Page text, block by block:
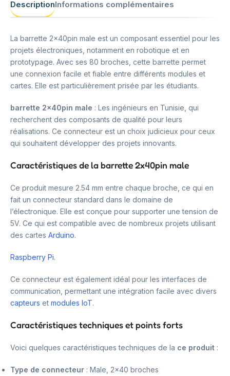
DescriptionInformations complémentaires
La barrette 2x40pin male est un composant essentiel pour les
projets électroniques, notamment en robotique et en
prototypage. Avec ses 80 broches, cette barrette permet
une connexion facile et fiable entre différents modules et
cartes. Elle est particulièrement prisée par les étudiants.
barrette 2x40pin male : Les ingénieurs en Tunisie, qui
recherchent des composants de qualité pour leurs
réalisations. Ce connecteur est un choix judicieux pour ceux
qui souhaitent développer des projets innovants.
Caractéristiques de la barrette 2x40pin male
Ce produit mesure 2.54 mm entre chaque broche, ce qui en
fait un connecteur standard dans le domaine de
l’électronique. Elle est conçue pour supporter une tension de
5V. Ce qui est compatible avec de nombreux projets utilisant
des cartes Arduino.
Raspberry Pi.
Ce connecteur est également idéal pour les interfaces de
communication, permettant une intégration facile avec divers
capteurs et modules IoT.
Caractéristiques techniques et points forts
Voici quelques caractéristiques techniques de la ce produit :
Type de connecteur : Male, 2×40 broches